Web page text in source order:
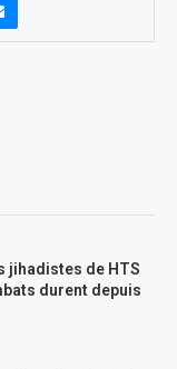
jihadistes de HTS
durent depuis